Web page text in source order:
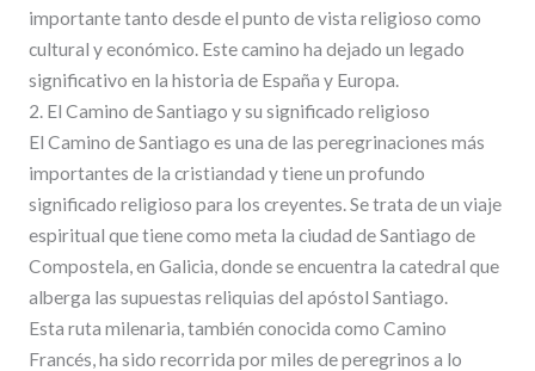
importante tanto desde el punto de vista religioso como
cultural y económico. Este camino ha dejado un legado
significativo en la historia de España y Europa.
2. El Camino de Santiago y su significado religioso
El Camino de Santiago es una de las peregrinaciones más
importantes de la cristiandad y tiene un profundo
significado religioso para los creyentes. Se trata de un viaje
espiritual que tiene como meta la ciudad de Santiago de
Compostela, en Galicia, donde se encuentra la catedral que
alberga las supuestas reliquias del apóstol Santiago.
Esta ruta milenaria, también conocida como Camino
Francés, ha sido recorrida por miles de peregrinos a lo